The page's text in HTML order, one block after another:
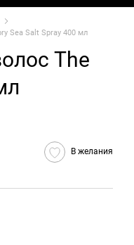
Sea Salt Spray 400 мл
The
В желания